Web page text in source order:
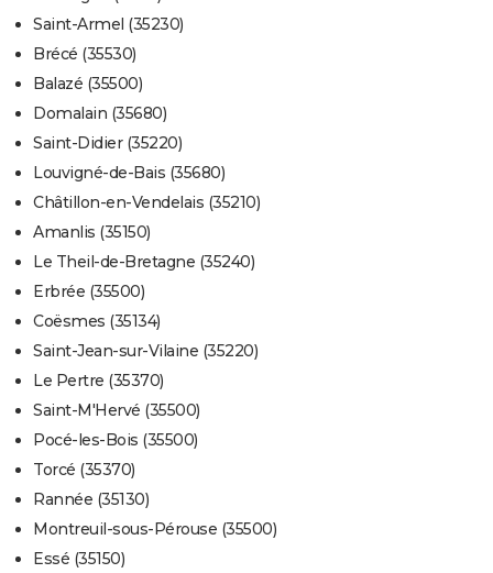
Saint-Armel (35230)
Brécé (35530)
Balazé (35500)
Domalain (35680)
Saint-Didier (35220)
Louvigné-de-Bais (35680)
Châtillon-en-Vendelais (35210)
Amanlis (35150)
Le Theil-de-Bretagne (35240)
Erbrée (35500)
Coësmes (35134)
Saint-Jean-sur-Vilaine (35220)
Le Pertre (35370)
Saint-M'Hervé (35500)
Pocé-les-Bois (35500)
Torcé (35370)
Rannée (35130)
Montreuil-sous-Pérouse (35500)
Essé (35150)